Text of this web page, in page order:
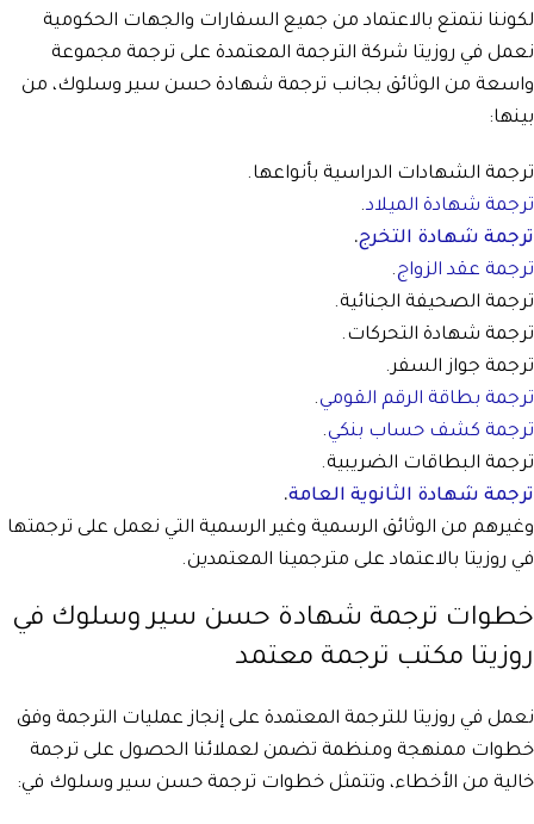
لكوننا نتمتع بالاعتماد من جميع السفارات والجهات الحكومية
نعمل في روزيتا شركة الترجمة المعتمدة على ترجمة مجموعة
واسعة من الوثائق بجانب ترجمة شهادة حسن سير وسلوك، من
بينها:
ترجمة الشهادات الدراسية بأنواعها.
ترجمة شهادة الميلاد.
ترجمة شهادة التخرج.
ترجمة عقد الزواج.
ترجمة الصحيفة الجنائية.
ترجمة شهادة التحركات.
ترجمة جواز السفر.
ترجمة بطاقة الرقم القومي.
ترجمة كشف حساب بنكي.
ترجمة البطاقات الضريبية.
ترجمة شهادة الثانوية العامة.
وغيرهم من الوثائق الرسمية وغير الرسمية التي نعمل على ترجمتها
في روزيتا بالاعتماد على مترجمينا المعتمدين.
خطوات ترجمة شهادة حسن سير وسلوك في
روزيتا مكتب ترجمة معتمد
نعمل في روزيتا للترجمة المعتمدة على إنجاز عمليات الترجمة وفق
خطوات ممنهجة ومنظمة تضمن لعملائنا الحصول على ترجمة
خالية من الأخطاء، وتتمثل خطوات ترجمة حسن سير وسلوك في: